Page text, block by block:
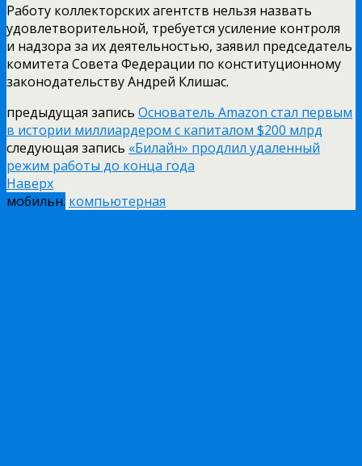
Работу коллекторских агентств нельзя назвать
удовлетворительной, требуется усиление контроля
и надзора за их деятельностью, заявил председатель
комитета Совета Федерации по конституционному
законодательству Андрей Клишас.
предыдущая запись Основатель Amazon стал первым
в истории миллиардером с капиталом $200 млрд
следующая запись «Билайн» продлил удаленный
режим работы до конца года
Наверх
мобильн. компьютерная